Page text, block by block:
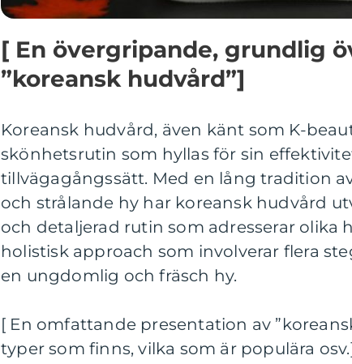
[ En övergripande, grundlig
”koreansk hudvård”]
Koreansk hudvård, även känt som K-
skönhetsrutin som hyllas för sin
tillvägagångssätt. Med en lång tradition
och strålande hy har koreansk hudvård
och detaljerad rutin som adresserar olika
holistisk approach som involverar flera
en ungdomlig och fräsch hy.
[ En omfattande presentation av
typer som finns, vilka som är populära